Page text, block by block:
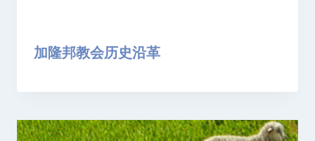
加隆邦教会历史沿革